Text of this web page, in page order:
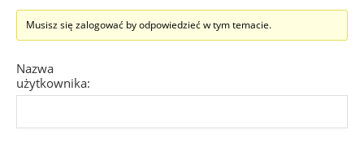
Musisz się zalogować by odpowiedzieć w tym temacie.
Nazwa
użytkownika: